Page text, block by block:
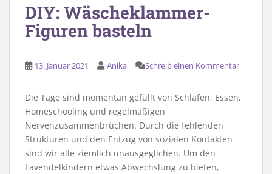
DIY: Wäscheklammer-
Figuren basteln
13. Januar 2021 Anika Schreib einen Kommentar
Die Tage sind momentan gefüllt von Schlafen, Essen,
Homeschooling und regelmäßigen
Nervenzusammenbrüchen. Durch die fehlenden
Strukturen und den Entzug von sozialen Kontakten
sind wir alle ziemlich unausgeglichen. Um den
Lavendelkindern etwas Abwechslung zu bieten,